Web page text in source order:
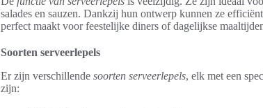
salades en sauzen. Dankzij hun ontwerp kunnen ze
perfect maakt voor feestelijke diners of dagelijkse
Soorten serveerlepels
Er zijn verschillende soorten serveerlepels, elk met een
zijn: